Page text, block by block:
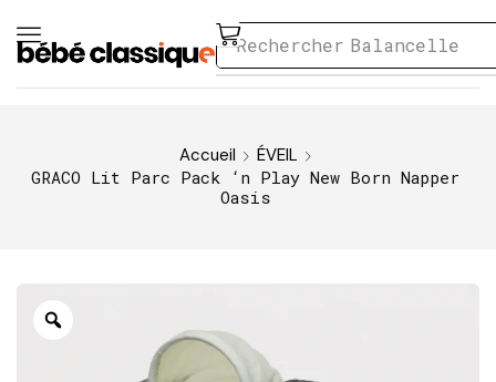
Rechercher Balancelle
Accueil
ÉVEIL
GRACO Lit Parc Pack ‘n Play New Born Napper
Oasis